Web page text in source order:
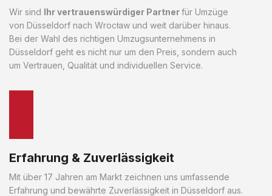
Wir sind Ihr vertrauenswürdiger Partnerfür Umzüge
von Düsseldorf nach Wrocław und weit darüber hinaus.
Bei der Wahl des richtigen Umzugsunternehmens in
Düsseldorf geht es nicht nur um den Preis, sondern auch
um Vertrauen, Qualität und individuellen Service.
Erfahrung & Zuverlässigkeit
Mit über 17 Jahren am Markt zeichnen uns umfassende
Erfahrung und bewährte Zuverlässigkeit in Düsseldorf aus.